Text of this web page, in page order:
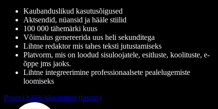
Kaubanduslikud kasutusõigused
Aktsendid, nüansid ja hääle stiilid
100 000 tähemärki kuus
Võimalus genereerida uus heli sekunditega
Lihtne redaktor mis tahes teksti jutustamiseks
Platvorm, mis on loodud sisuloojatele, esitluste, koolituste, e-
õppe jms jaoks.
Lihtne integreerimine professionaalsete pealelugemiste
loomiseks
Proovi hääle kloonimist (tasuta)